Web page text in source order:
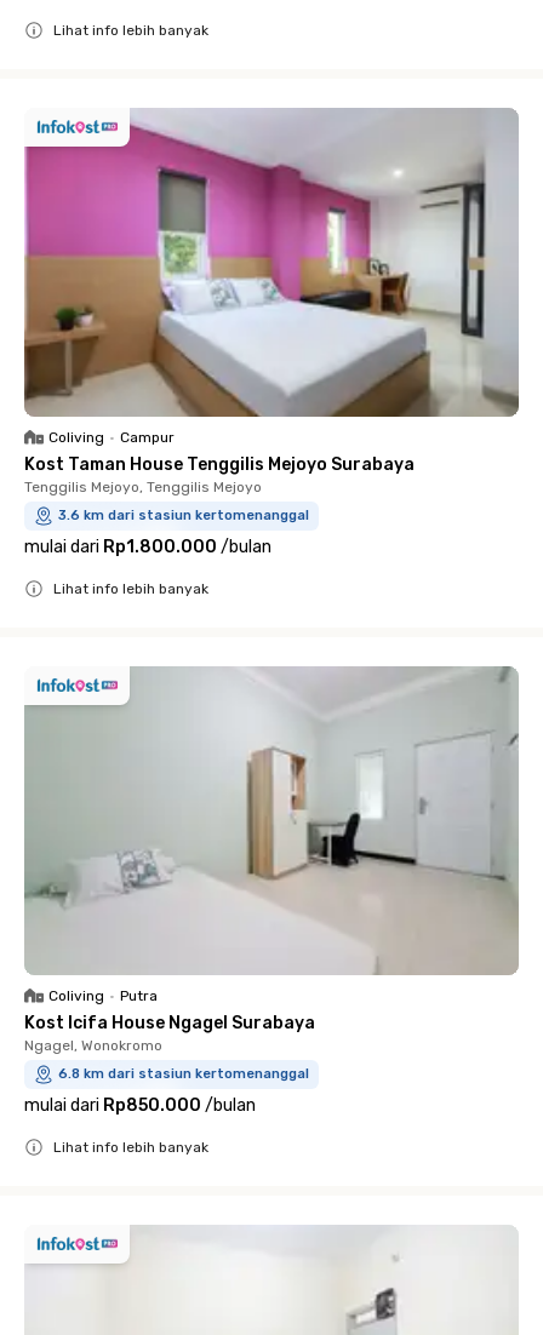
Lihat info lebih banyak
Coliving • Campur
Kost Taman House Tenggilis Mejoyo Surabaya
Tenggilis Mejoyo, Tenggilis Mejoyo
3.6 km dari stasiun kertomenanggal
mulai dari Rp1.800.000 /bulan
Lihat info lebih banyak
Coliving • Putra
Kost Icifa House Ngagel Surabaya
Ngagel, Wonokromo
6.8 km dari stasiun kertomenanggal
mulai dari Rp850.000 /bulan
Lihat info lebih banyak